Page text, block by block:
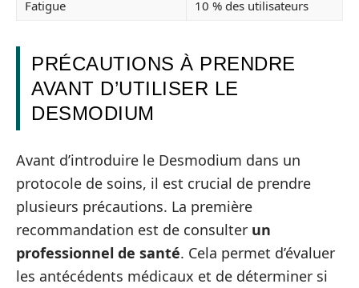
Fatigue
10 % des utilisateurs
PRÉCAUTIONS À PRENDRE
AVANT D’UTILISER LE
DESMODIUM
Avant d’introduire le Desmodium dans un
protocole de soins, il est crucial de prendre
plusieurs précautions. La première
recommandation est de consulter un
professionnel de santé. Cela permet d’évaluer
les antécédents médicaux et de déterminer si